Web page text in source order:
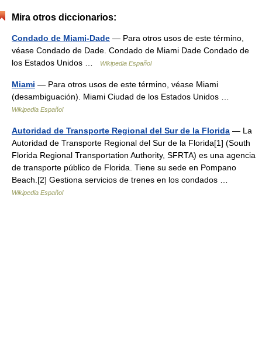
Mira otros diccionarios:
Condado de Miami-Dade — Para otros usos de este término,
véase Condado de Dade. Condado de Miami Dade Condado de
los Estados Unidos …
Wikipedia Español
Miami — Para otros usos de este término, véase Miami
(desambiguación). Miami Ciudad de los Estados Unidos …
Wikipedia Español
Autoridad de Transporte Regional del Sur de la Florida — La
Autoridad de Transporte Regional del Sur de la Florida[1] (South
Florida Regional Transportation Authority, SFRTA) es una agencia
de transporte público de Florida. Tiene su sede en Pompano
Beach.[2] Gestiona servicios de trenes en los condados …
Wikipedia Español